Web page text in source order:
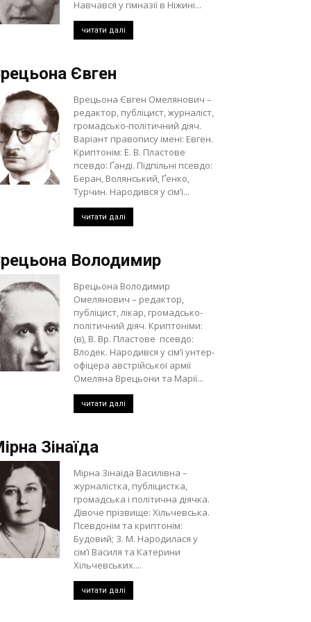
Навчався у гімназії в Ніжині...
читати далі
Євген
Врецьона Євген Омелянович –
редактор, публіцист, журналіст,
громадсько-політичний діяч.
Варіант правопису імені: Евген.
Криптонім: Е. В. Пластове
псевдо: Ґанді. Підпільні псевдо:
Беран, Волянський, Ґенко,
Турчин. Народився у сім’ї...
читати далі
Володимир
Врецьона Володимир
Омелянович – редактор,
публіцист, лікар, громадсько-
політичний діяч. Криптоніми:
(в), В. Вр. Пластове псевдо:
Влодек. Народився у сім’ї унтер-
офіцера австрійської армії
Омеляна Врецьони та Марії...
читати далі
Зінаїда
Мірна Зінаїда Василівна –
журналістка, публіцистка,
громадська і політична діячка.
Дівоче прізвище: Хільчевська.
Псевдонім та криптонім:
Будовий; З. М. Народилася у
сім’ї Василя та Катерини
Хільчевських....
читати далі